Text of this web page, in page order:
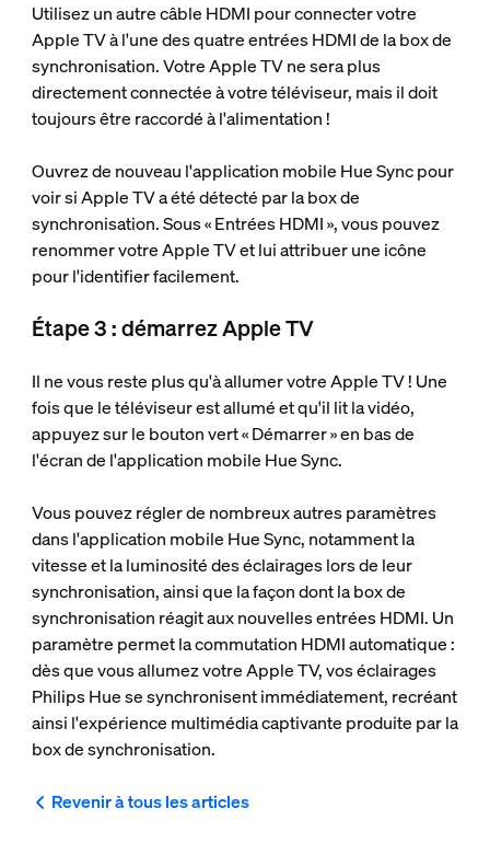
Utilisez un autre câble HDMI pour connecter votre
Apple TV à l'une des quatre entrées HDMI de la box de
synchronisation. Votre Apple TV ne sera plus
directement connectée à votre téléviseur, mais il doit
toujours être raccordé à l'alimentation !
Ouvrez de nouveau l'application mobile Hue Sync pour
voir si Apple TV a été détecté par la box de
synchronisation. Sous « Entrées HDMI », vous pouvez
renommer votre Apple TV et lui attribuer une icône
pour l'identifier facilement.
Étape 3 : démarrez Apple TV
Il ne vous reste plus qu'à allumer votre Apple TV ! Une
fois que le téléviseur est allumé et qu'il lit la vidéo,
appuyez sur le bouton vert « Démarrer » en bas de
l'écran de l'application mobile Hue Sync.
Vous pouvez régler de nombreux autres paramètres
dans l'application mobile Hue Sync, notamment la
vitesse et la luminosité des éclairages lors de leur
synchronisation, ainsi que la façon dont la box de
synchronisation réagit aux nouvelles entrées HDMI. Un
paramètre permet la commutation HDMI automatique :
dès que vous allumez votre Apple TV, vos éclairages
Philips Hue se synchronisent immédiatement, recréant
ainsi l'expérience multimédia captivante produite par la
box de synchronisation.
Revenir à tous les articles